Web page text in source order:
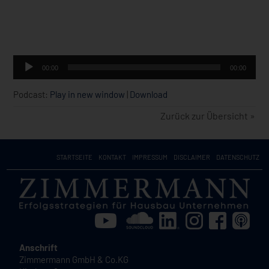
Audio-
Player
00:00 00:00
Podcast: Play in new window | Download
Zurück zur Übersicht »
DATENSCHUTZ
DISCLAIMER
IMPRESSUM
KONTAKT
STARTSEITE
Anschrift
Zimmermann GmbH & Co.KG